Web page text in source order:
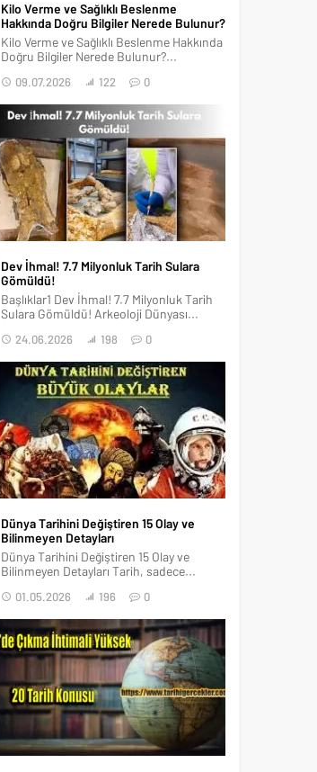
Kilo Verme ve Sağlıklı Beslenme
Hakkında Doğru Bilgiler Nerede Bulunur?
Kilo Verme ve Sağlıklı Beslenme Hakkında
Doğru Bilgiler Nerede Bulunur?...
09.07.2026 122 0
Dev İhmal! 7.7 Milyonluk Tarih Sulara
Gömüldü!
Başlıklar1 Dev İhmal! 7.7 Milyonluk Tarih
Sulara Gömüldü! Arkeoloji Dünyası...
24.06.2026 198 0
Dünya Tarihini Değiştiren 15 Olay ve
Bilinmeyen Detayları
Dünya Tarihini Değiştiren 15 Olay ve
Bilinmeyen Detayları Tarih, sadece...
01.05.2026 196 0